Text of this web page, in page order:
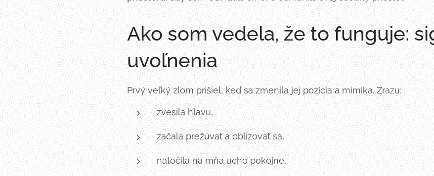
Ako som vedela, že to funguje:
uvoľnenia
Prvý veľký zlom prišiel, keď sa zmenila jej pozícia a mimika. Zrazu:
zvesila hlavu,
začala prežúvať a oblizovať sa,
natočila na mňa ucho pokojne,